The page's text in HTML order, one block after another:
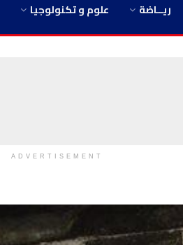
ريــاضة علوم و تكنولوجيا
ADVERTISEMENT